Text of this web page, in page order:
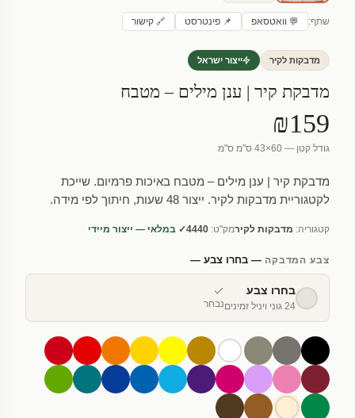
שתף: 💬 וואטסאפ 📌 פינטרסט 🔗 קישור
מדבקות לקיר ייצור ישראל
מדבקת קיר | ענן מילים – מטבח
₪159
גודל קטן — 60×43 ס"מ ס"מ
מדבקת קיר | ענן מילים – מטבח באיכות פרמיום. שייכת
לקטגוריית מדבקות לקיר. ייצור 48 שעות, חיתוך לפי מידה.
קטגוריה: מדבקות לקירמק"ט: 4440✓ במלאי — ייצור מיידי
צבע המדבקה— בחרו צבע —
בחרו צבע
24 גוני ויניל זמינים נבחר